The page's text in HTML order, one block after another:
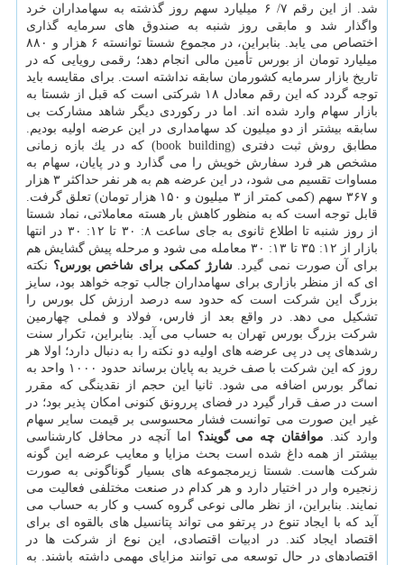
شد. از این رقم ۷/ ۶ میلیارد سهم روز گذشته به سهامداران خرد
واگذار شد و مابقی روز شنبه به صندوق های سرمایه گذاری
اختصاص می یابد. بنابراین، در مجموع شستا توانسته ۶ هزار و ۸۸۰
میلیارد تومان از بورس تأمین مالی انجام دهد؛ رقمی رویایی كه در
تاریخ بازار سرمایه كشورمان سابقه نداشته است. برای مقایسه باید
توجه گردد كه این رقم معادل ۱۸ شركتی است كه قبل از شستا به
بازار سهام وارد شده اند. اما در ركوردی دیگر شاهد مشاركت بی
سابقه بیشتر از دو میلیون كد سهامداری در این عرضه اولیه بودیم.
مطابق روش ثبت دفتری (book building) كه در یك بازه زمانی
مشخص هر فرد سفارش خویش را می گذارد و در پایان، سهام به
مساوات تقسیم می شود، در این عرضه هم به هر نفر حداكثر ۳ هزار
و ۳۶۷ سهم (كمی كمتر از ۳ میلیون و ۱۵۰ هزار تومان) تعلق گرفت.
قابل توجه است كه به منظور كاهش بار هسته معاملاتی، نماد شستا
از روز شنبه تا اطلاع ثانوی به جای ساعت ۸: ۳۰ تا ۱۲: ۳۰ در انتها
بازار از ۱۲: ۳۵ تا ۱۳: ۳۰ معامله می شود و مرحله پیش گشایش هم
برای آن صورت نمی گیرد.شارژ كمكی برای شاخص بورس؟ نكته
ای كه از منظر بازاری برای سهامداران جالب توجه خواهد بود، سایز
بزرگ این شركت است كه حدود سه درصد ارزش كل بورس را
تشكیل می دهد. در واقع بعد از فارس، فولاد و فملی چهارمین
شركت بزرگ بورس تهران به حساب می آید. بنابراین، تكرار سنت
رشدهای پی در پی عرضه های اولیه دو نكته را به دنبال دارد؛ اولا هر
روز كه این شركت با صف خرید به پایان برساند حدود ۱۰۰۰ واحد به
نماگر بورس اضافه می شود. ثانیا این حجم از نقدینگی كه مقرر
است در صف قرار گیرد در فضای پررونق كنونی امكان پذیر بود؛ در
غیر این صورت می توانست فشار محسوسی بر قیمت سایر سهام
وارد كند. موافقان چه می گویند؟ اما آنچه در محافل كارشناسی
بیشتر از همه داغ شده است بحث مزایا و معایب عرضه این گونه
شركت هاست. شستا زیرمجموعه های بسیار گوناگونی به صورت
زنجیره وار در اختیار دارد و هر كدام در صنعت مختلفی فعالیت می
نمایند. بنابراین، از نظر مالی نوعی گروه كسب و كار به حساب می
آید كه با ایجاد تنوع در پرتفو می تواند پتانسیل های بالقوه ای برای
اقتصاد ایجاد كند. در ادبیات اقتصادی، این نوع از شركت ها در
اقتصادهای در حال توسعه می توانند مزایای مهمی داشته باشند. به